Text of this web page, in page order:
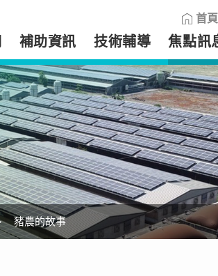
首頁
補助資訊 技術輔導 焦點訊
豬農的故事